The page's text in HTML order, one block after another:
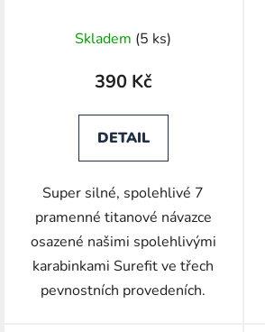
Skladem (5 ks)
390 Kč
DETAIL
Super silné, spolehlivé 7
pramenné titanové návazce
osazené našimi spolehlivými
karabinkami Surefit ve třech
pevnostních provedeních.